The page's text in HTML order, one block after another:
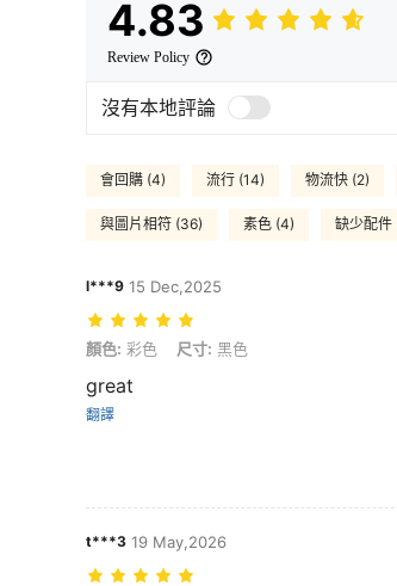
4.83
Review Policy
沒有本地評論
會回購 (4) 流行 (14) 物流快 (2)
與圖片相符 (36) 素色 (4) 缺少配件
l***9 15 Dec,2025
顏色: 彩色, 尺寸: 黑色
顏色: 彩色 尺寸: 黑色
great
翻譯
t***3 19 May,2026